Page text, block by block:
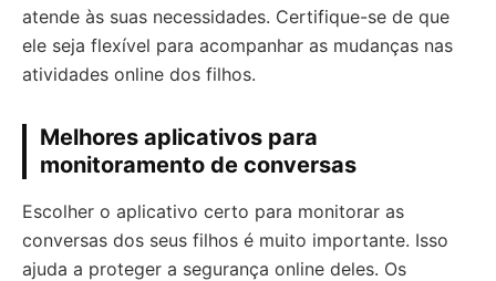
atende às suas necessidades. Certifique-se de que
ele seja flexível para acompanhar as mudanças nas
atividades online dos filhos.
Melhores aplicativos para
monitoramento de conversas
Escolher o aplicativo certo para monitorar as
conversas dos seus filhos é muito importante. Isso
ajuda a proteger a segurança online deles. Os